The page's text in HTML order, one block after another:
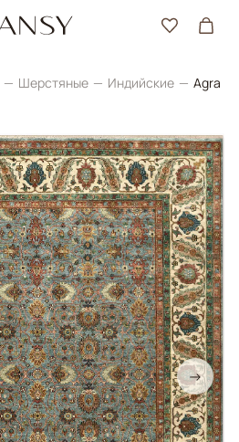
Шерстяные Индийские
Agra
→